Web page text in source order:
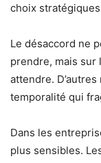
choix
Le désaccord ne
prendre, mais sur
attendre.
temporalité qui
Dans les
plus sensibles.